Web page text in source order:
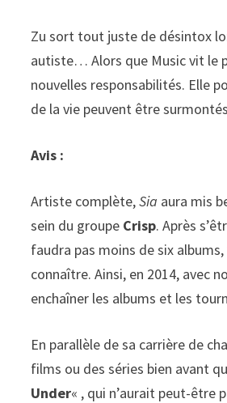
Zu sort tout juste de désintox
autiste… Alors que Music vit le
nouvelles responsabilités. Elle
de la vie peuvent être
Avis :
Artiste complète,Sia aura mis
sein du groupe Crisp. Après
faudra pas moins de six
connaître. Ainsi, en 2014, avec
enchaîner les albums et les
En parallèle de sa carrière de
films ou des séries bien avant
Under« , qui n’aurait peut-être